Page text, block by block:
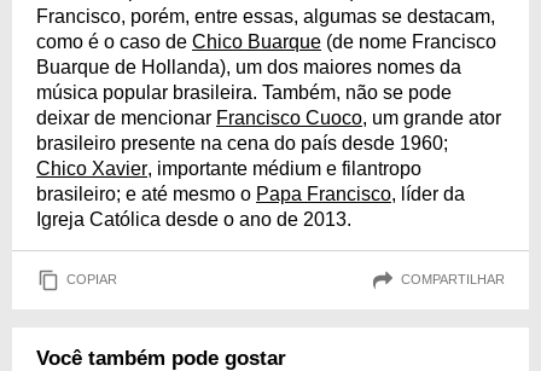
Francisco, porém, entre essas, algumas se destacam,
como é o caso de Chico Buarque (de nome Francisco
Buarque de Hollanda), um dos maiores nomes da
música popular brasileira. Também, não se pode
deixar de mencionar Francisco Cuoco, um grande ator
brasileiro presente na cena do país desde 1960;
Chico Xavier, importante médium e filantropo
brasileiro; e até mesmo o Papa Francisco, líder da
Igreja Católica desde o ano de 2013.
COPIAR COMPARTILHAR
Você também pode gostar